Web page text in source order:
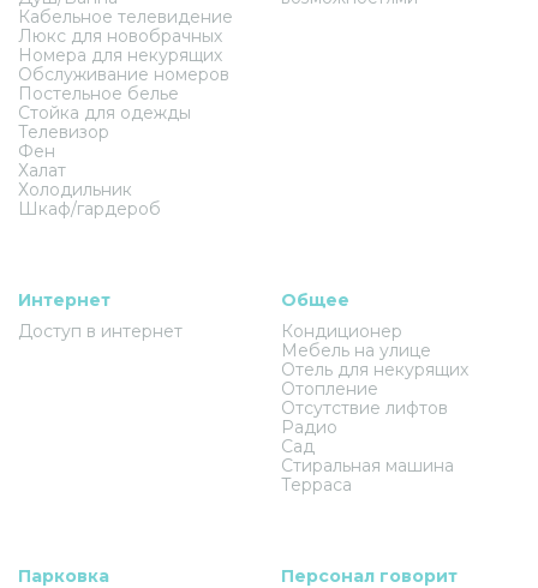
Кабельное телевидение
Люкс для новобрачных
Номера для некурящих
Обслуживание номеров
Постельное белье
Стойка для одежды
Телевизор
Фен
Халат
Холодильник
Шкаф/гардероб
Интернет
Доступ в интернет
Общее
Кондиционер
Мебель на улице
Отель для некурящих
Отопление
Отсутствие лифтов
Радио
Сад
Стиральная машина
Терраса
Парковка
Персонал говорит